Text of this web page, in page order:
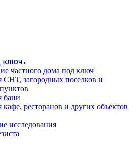
ключ
частного дома под ключ
СНТ, загородных поселков и
бани
ресторанов и других объектов
исследования